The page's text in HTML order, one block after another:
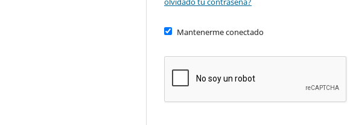
Mantenerme conectado